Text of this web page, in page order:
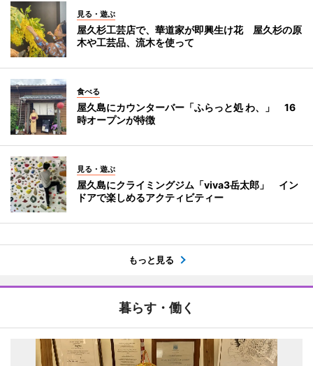
見る・遊ぶ
屋久杉工芸店で、華道家が即興生け花 屋久杉の原
木や工芸品、流木を使って
食べる
屋久島にカウンターバー「ふらっと処 わ、」 16
時オープンが特徴
見る・遊ぶ
屋久島にクライミングジム「viva3岳太郎」 イン
ドアで楽しめるアクティビティー
もっと見る
暮らす・働く